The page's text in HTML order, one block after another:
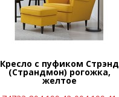
Кресло с пуфиком Стрэнд
(Страндмон) рогожка,
желтое